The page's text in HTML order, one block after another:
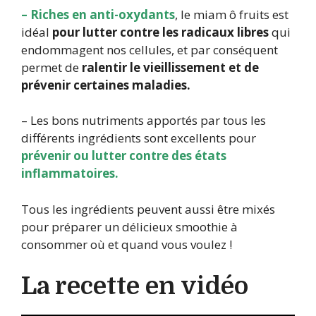
– Riches en anti-oxydants, le miam ô fruits est
idéal pour lutter contre les radicaux libresqui
endommagent nos cellules, et par conséquent
permet de ralentir le vieillissement et de
prévenir certaines maladies.
– Les bons nutriments apportés par tous les
différents ingrédients sont excellents pour
prévenir ou lutter contre des états
inflammatoires.
Tous les ingrédients peuvent aussi être mixés
pour préparer un délicieux smoothie à
consommer où et quand vous voulez !
La recette en vidéo